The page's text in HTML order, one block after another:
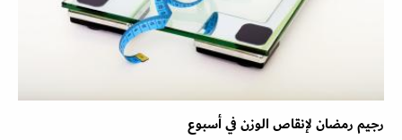
رجيم رمضان لإنقاص الوزن في أسبوع